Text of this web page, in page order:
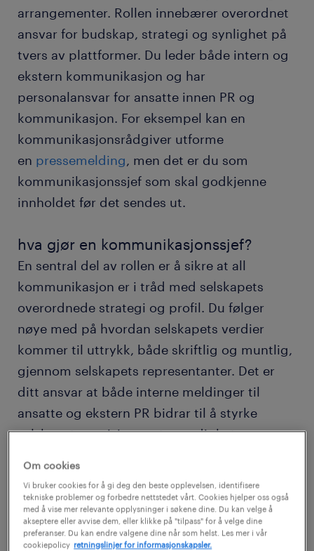
ofte stilte spørsmål.
arrangementer. Rollen innebærer overordnet
ansvar for budskap, strategi og synlighet på
tvers av plattformer. Du leder både intern og
ekstern kommunikasjon og har
personalansvar for ansatte innen PR og
kommunikasjon. For eksempel kan en
kommunikasjonsrådgiver utforme
en pressemelding, men det er du som
kommunikasjonssjef som skal godkjenne
innholdet før det sendes ut.
hva gjør en kommunikasjonssjef?
En sentral del av rollen er å sikre at all
kommunikasjon er i tråd med selskapets
overordnede strategi og profil. Du følger
nøye med på hvordan selskapets verdier
kommer til uttrykk, både skriftlig og muntlig,
gjennom selskapets representanter. Det er
ditt ansvar at både interne meldinger til
ansatte og ekstern PR bidrar til å styrke
selskapets posisjon og troverdighet.
kunne tenke raskt og uttrykke deg klart og
presist. Det er også viktig å håndtere press
og uforutsette situasjoner godt – for
Om cookies
Vi bruker cookies for å gi deg den beste opplevelsen, identifisere
tekniske problemer og forbedre nettstedet vårt. Cookies hjelper oss også
med å vise mer relevante opplysninger i søkene dine. Du kan velge å
akseptere eller avvise dem, eller klikke på "tilpass" for å velge dine
preferanser. Du kan endre valgene dine når som helst. Les mer i vår
cookiepolicy retningslinjer for informasjonskapsler.